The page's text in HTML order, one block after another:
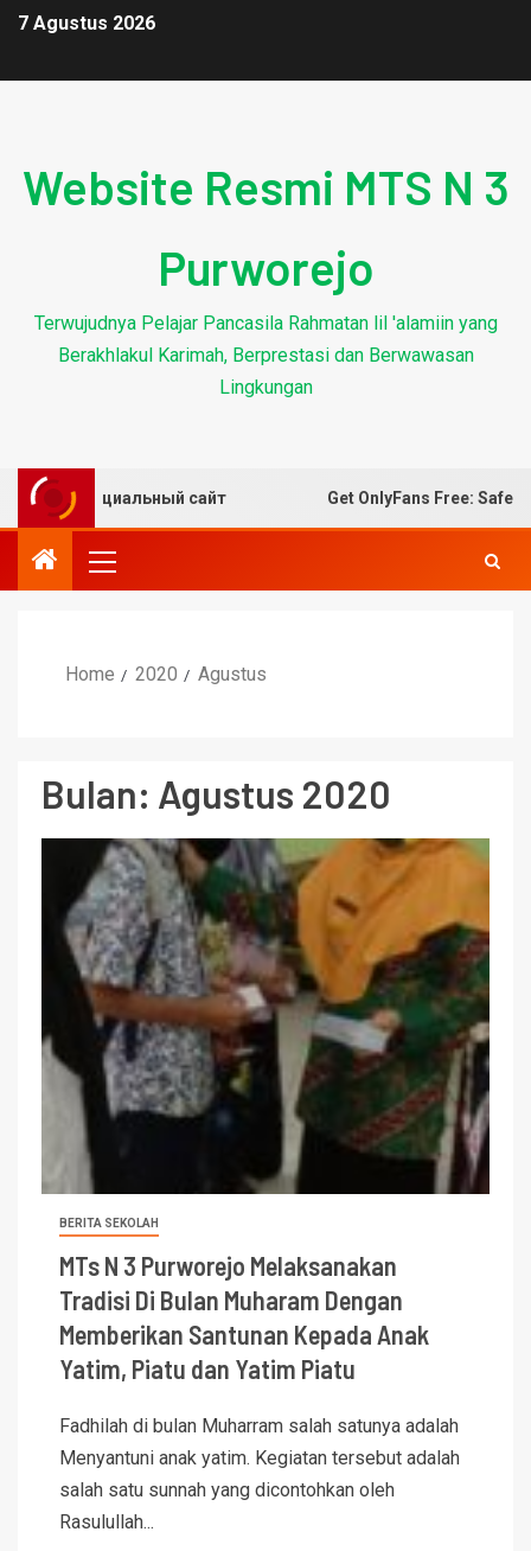
7 Agustus 2026
Website Resmi MTS N 3
Purworejo
Terwujudnya Pelajar Pancasila Rahmatan lil 'alamiin yang
Berakhlakul Karimah, Berprestasi dan Berwawasan
Lingkungan
– официальный сайт Get OnlyFans Free: Safe
Home 2020 Agustus
Bulan: Agustus 2020
BERITA SEKOLAH
MTs N 3 Purworejo Melaksanakan
Tradisi Di Bulan Muharam Dengan
Memberikan Santunan Kepada Anak
Yatim, Piatu dan Yatim Piatu
Fadhilah di bulan Muharram salah satunya adalah
Menyantuni anak yatim. Kegiatan tersebut adalah
salah satu sunnah yang dicontohkan oleh
Rasulullah...